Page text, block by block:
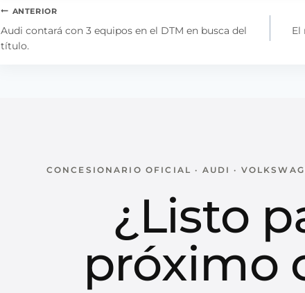
Navegación
de
entradas
ANTERIOR
Audi contará con 3 equipos en el DTM en busca del
título.
El
CONCESIONARIO OFICIAL · AUDI ·
¿Listo
próximo